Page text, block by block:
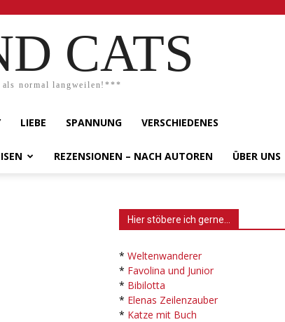
CATS
als normal langweilen!***
LIEBE SPANNUNG VERSCHIEDENES
REZENSIONEN – NACH AUTOREN ÜBER UNS
Hier stöbere ich gerne…
* Weltenwanderer
* Favolina und Junior
* Bibilotta
* Elenas Zeilenzauber
* Katze mit Buch